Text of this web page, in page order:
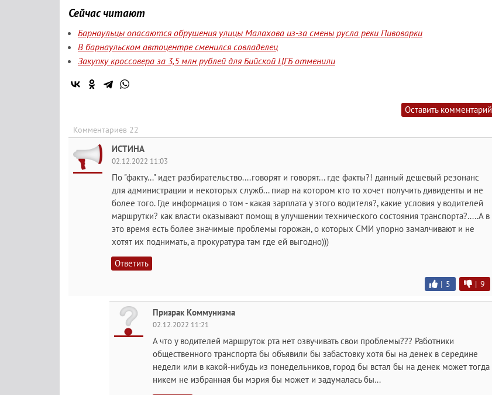
Сейчас читают
Барнаульцы опасаются обрушения улицы Малахова из-за смены русла реки Пивоварки
В барнаульском автоцентре сменился совладелец
Закупку кроссовера за 3,5 млн рублей для Бийской ЦГБ отменили
Оставить комментарий
Комментариев 22
ИСТИНА
02.12.2022 11:03
По "факту..." идет разбирательство....говорят и говорят... где факты?! данный дешевый резонанс
для администрации и некоторых служб... пиар на котором кто то хочет получить дивиденты и не
более того. Где информация о том - какая зарплата у этого водителя?, какие условия у водителей
маршрутки? как власти оказывают помощ в улучшении технического состояния транспорта?.....А в
это время есть более значимые проблемы горожан, о которых СМИ упорно замалчивают и не
хотят их поднимать, а прокуратура там где ей выгодно)))
Ответить
| 5 | 9
Призрак Коммунизма
02.12.2022 11:21
А что у водителей маршруток рта нет озвучивать свои проблемы??? Работники
общественного транспорта бы объявили бы забастовку хотя бы на денек в середине
недели или в какой-нибудь из понедельников, город бы встал бы на денек может тогда
никем не избранная бы мэрия бы может и задумалась бы...